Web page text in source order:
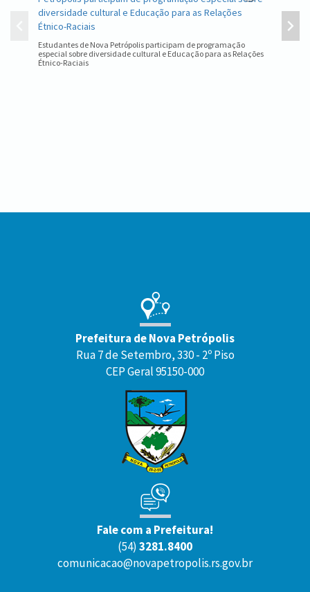
Estudantes de Nova Petrópolis participam de programação
especial sobre diversidade cultural e Educação para as Relações
Étnico-Raciais
Equipe
Prefeitura de Nova Petrópolis
Rua 7 de Setembro, 330 - 2º Piso
CEP Geral 95150-000
Fale com a Prefeitura!
(54) 3281.8400
comunicacao@novapetropolis.rs.gov.br